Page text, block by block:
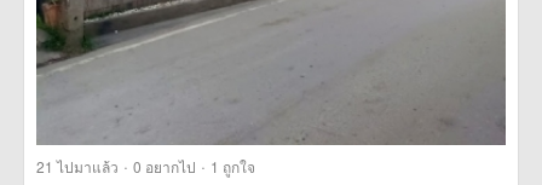
21 ไปมาแล้ว · 0 อยากไป · 1 ถูกใจ